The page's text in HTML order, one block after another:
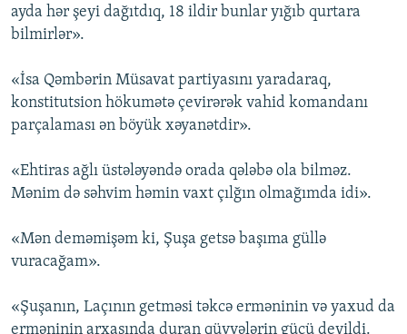
ayda hər şeyi dağıtdıq, 18 ildir bunlar yığıb qurtara
bilmirlər».
«İsa Qəmbərin Müsavat partiyasını yaradaraq,
konstitutsion hökumətə çevirərək vahid komandanı
parçalaması ən böyük xəyanətdir».
«Ehtiras ağlı üstələyəndə orada qələbə ola bilməz.
Mənim də səhvim həmin vaxt çılğın olmağımda idi».
«Mən deməmişəm ki, Şuşa getsə başıma güllə
vuracağam».
«Şuşanın, Laçının getməsi təkcə erməninin və yaxud da
erməninin arxasında duran qüvvələrin gücü deyildi.